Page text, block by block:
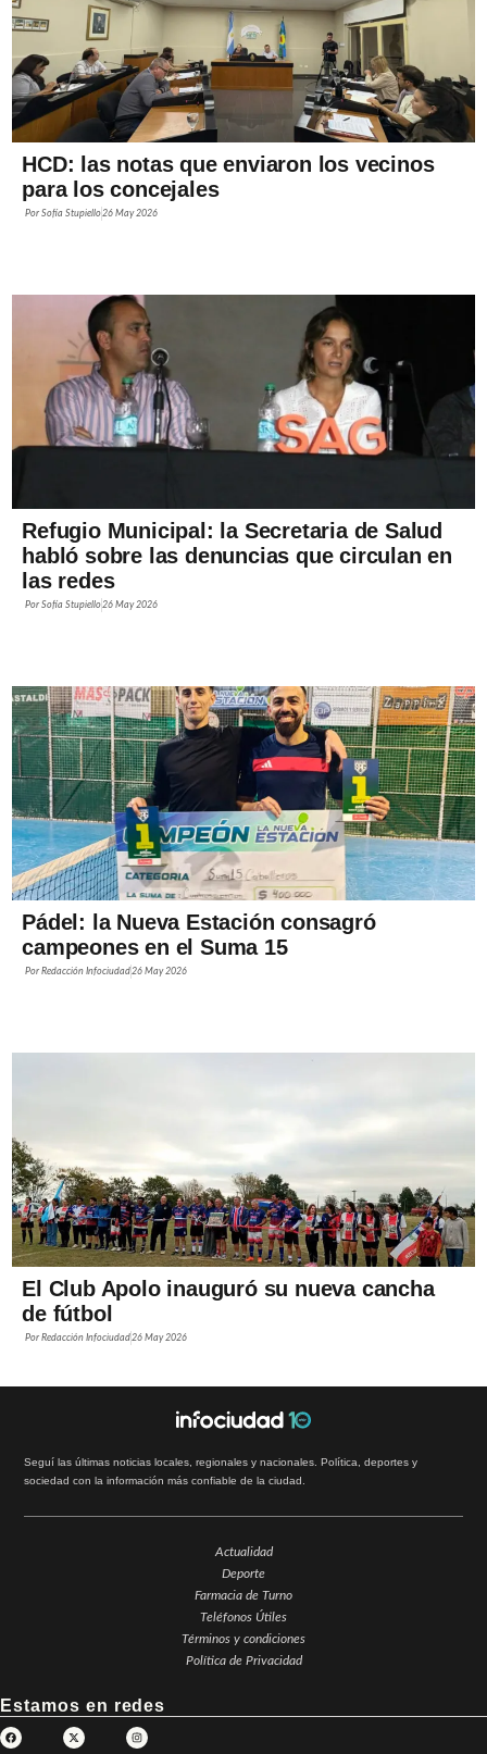
HCD: las notas que enviaron los vecinos
para los concejales
PorSofía Stupiello 26 May 2026
Refugio Municipal: la Secretaria de Salud
habló sobre las denuncias que circulan en
las redes
PorSofía Stupiello 26 May 2026
Pádel: la Nueva Estación consagró
campeones en el Suma 15
PorRedacción Infociudad 26 May 2026
El Club Apolo inauguró su nueva cancha
de fútbol
PorRedacción Infociudad 26 May 2026
Seguí las últimas noticias locales, regionales y nacionales. Política, deportes y
sociedad con la información más confiable de la ciudad.
Actualidad
Deporte
Farmacia de Turno
Teléfonos Útiles
Términos y condiciones
Política de Privacidad
Estamos en redes